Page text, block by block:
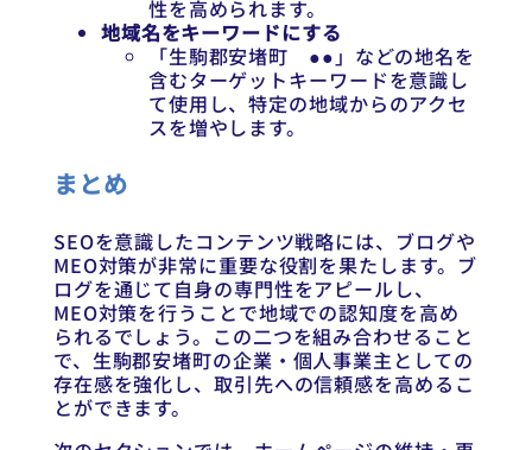
性を高められます。
地域名をキーワードにする
「生駒郡安堵町 ●●」などの地名を
含むターゲットキーワードを意識し
て使用し、特定の地域からのアクセ
スを増やします。
まとめ
SEOを意識したコンテンツ戦略には、ブログや
MEO対策が非常に重要な役割を果たします。ブ
ログを通じて自身の専門性をアピールし、
MEO対策を行うことで地域での認知度を高め
られるでしょう。この二つを組み合わせること
で、生駒郡安堵町の企業・個人事業主としての
存在感を強化し、取引先への信頼感を高めるこ
とができます。